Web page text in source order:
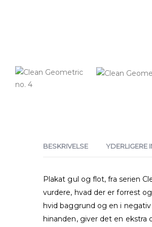
BESKRIVELSE YDERLIGERE
Plakat gul og flot, fra serien
vurdere, hvad der er forrest
hvid baggrund og en i
hinanden, giver det en ekstra